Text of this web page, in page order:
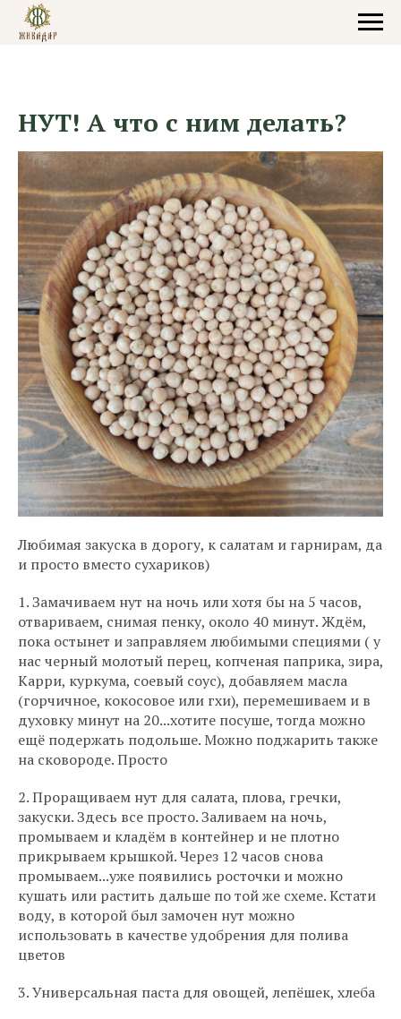
НУТ! А что с ним делать?
Любимая закуска в дорогу, к салатам и гарнирам, да
и просто вместо сухариков)
1. Замачиваем нут на ночь или хотя бы на 5 часов,
отвариваем, снимая пенку, около 40 минут. Ждём,
пока остынет и заправляем любимыми специями ( у
нас черный молотый перец, копченая паприка, зира,
Карри, куркума, соевый соус), добавляем масла
(горчичное, кокосовое или гхи), перемешиваем и в
духовку минут на 20...хотите посуше, тогда можно
ещё подержать подольше. Можно поджарить также
на сковороде. Просто
2. Проращиваем нут для салата, плова, гречки,
закуски. Здесь все просто. Заливаем на ночь,
промываем и кладём в контейнер и не плотно
прикрываем крышкой. Через 12 часов снова
промываем...уже появились росточки и можно
кушать или растить дальше по той же схеме. Кстати
воду, в которой был замочен нут можно
использовать в качестве удобрения для полива
цветов
3. Универсальная паста для овощей, лепёшек, хлеба